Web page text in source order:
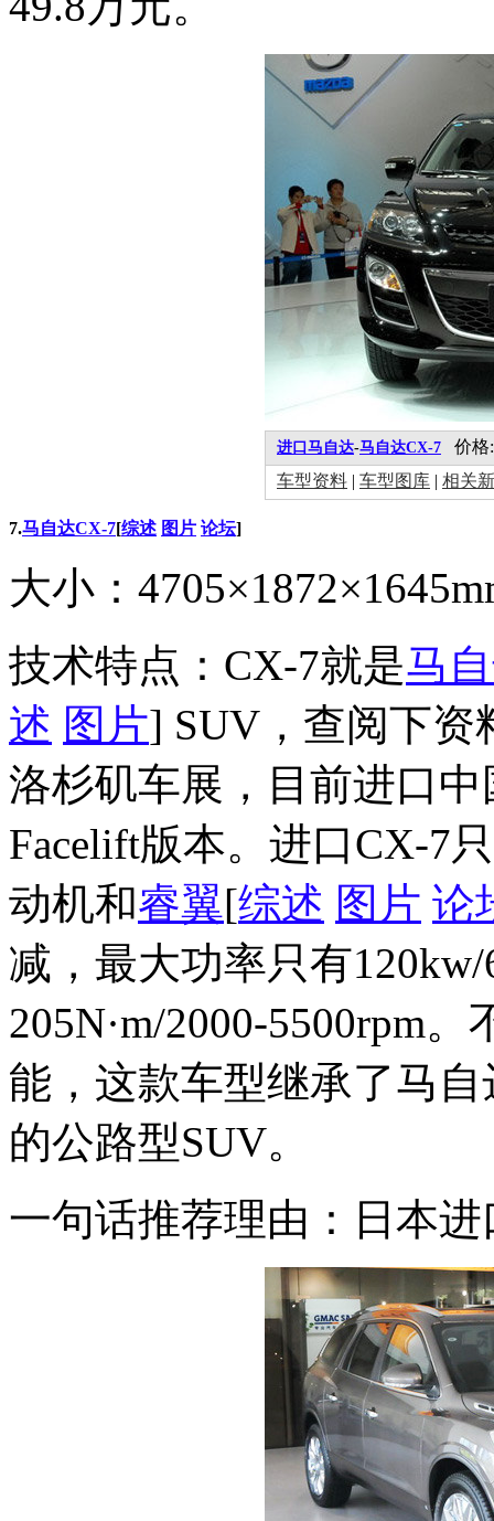
进口马自达-马自达CX-7 价格
车型资料 | 车型图库 | 相关
7.马自达CX-7[综述 图片 论坛]
大小：
技术特点：CX-7就是马
述 图片] SUV，查阅下资
洛杉矶车展，目前进口
Facelift版本。进口CX-7
动机和睿翼[综述 图片 论
减，最大功率只有
205N·m/2000-5500rpm
能，这款车型继承了马
的公路型SUV。
一句话推荐理由：日本进